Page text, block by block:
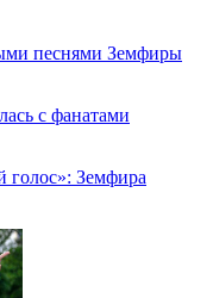
песнями Земфиры
с фанатами
голос»: Земфира